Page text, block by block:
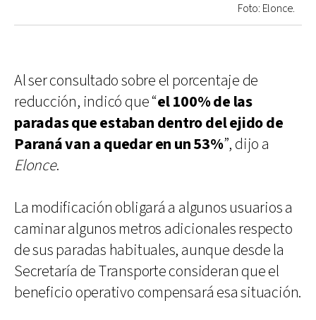
Foto: Elonce.
Al ser consultado sobre el porcentaje de
reducción, indicó que “el 100% de las
paradas que estaban dentro del ejido de
Paraná van a quedar en un 53%”, dijo a
Elonce.
La modificación obligará a algunos usuarios a
caminar algunos metros adicionales respecto
de sus paradas habituales, aunque desde la
Secretaría de Transporte consideran que el
beneficio operativo compensará esa situación.